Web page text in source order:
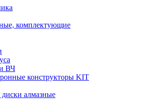
комплектующие
ВЧ
конструкторы KIT
алмазные